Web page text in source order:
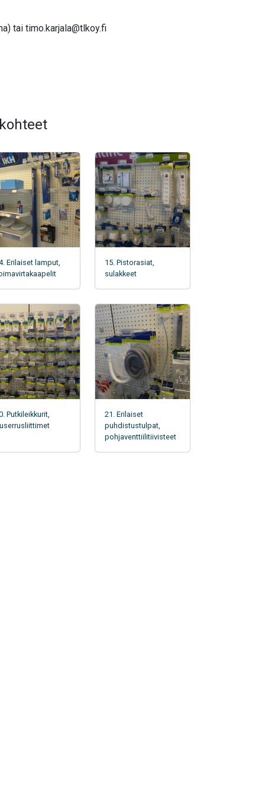
tai timo.karjala@tlkoy.fi
Erilaiset lamput,
15. Pistorasiat,
sulakkeet
Putkileikkurit,
21. Erilaiset
puhdistustulpat,
pohjaventtiilitiivisteet